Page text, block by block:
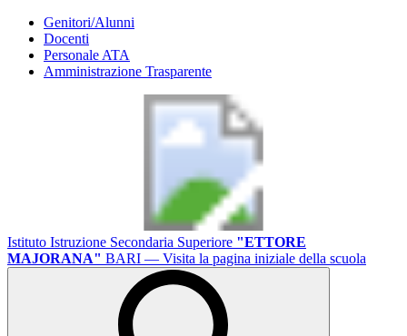
Genitori/Alunni
Docenti
Personale ATA
Amministrazione Trasparente
Istituto Istruzione Secondaria Superiore "ETTORE
MAJORANA" BARI — Visita la pagina iniziale della scuola